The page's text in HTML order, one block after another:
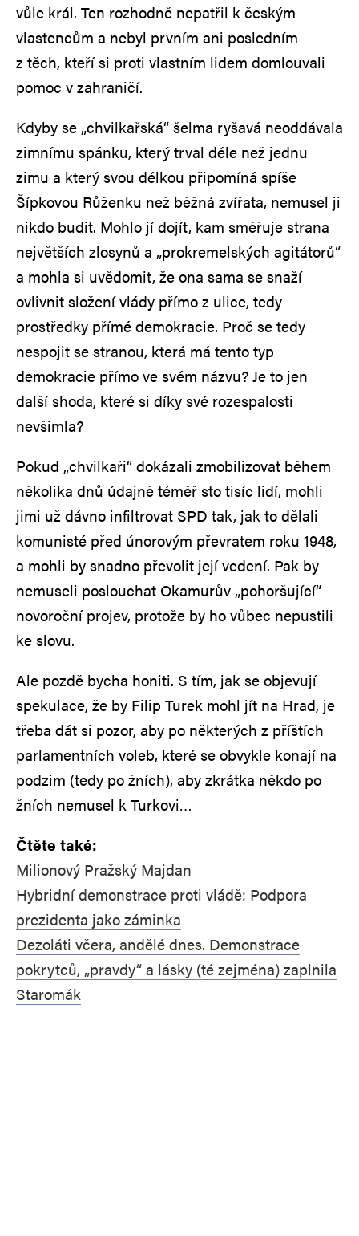
vůle král. Ten rozhodně nepatřil k českým
vlastencům a nebyl prvním ani posledním
z těch, kteří si proti vlastním lidem domlouvali
pomoc v zahraničí.
Kdyby se „chvilkařská“ šelma ryšavá neoddávala
zimnímu spánku, který trval déle než jednu
zimu a který svou délkou připomíná spíše
Šípkovou Růženku než běžná zvířata, nemusel ji
nikdo budit. Mohlo jí dojít, kam směřuje strana
největších zlosynů a „prokremelských agitátorů“
a mohla si uvědomit, že ona sama se snaží
ovlivnit složení vlády přímo z ulice, tedy
prostředky přímé demokracie. Proč se tedy
nespojit se stranou, která má tento typ
demokracie přímo ve svém názvu? Je to jen
další shoda, které si díky své rozespalosti
nevšimla?
Pokud „chvilkaři“ dokázali zmobilizovat během
několika dnů údajně téměř sto tisíc lidí, mohli
jimi už dávno infiltrovat SPD tak, jak to dělali
komunisté před únorovým převratem roku 1948,
a mohli by snadno převolit její vedení. Pak by
nemuseli poslouchat Okamurův „pohoršující“
novoroční projev, protože by ho vůbec nepustili
ke slovu.
Ale pozdě bycha honiti. S tím, jak se objevují
spekulace, že by Filip Turek mohl jít na Hrad, je
třeba dát si pozor, aby po některých z příštích
parlamentních voleb, které se obvykle konají na
podzim (tedy po žních), aby zkrátka někdo po
žních nemusel k Turkovi…
Čtěte také:
Milionový Pražský Majdan
Hybridní demonstrace proti vládě: Podpora
prezidenta jako záminka
Dezoláti včera, andělé dnes. Demonstrace
pokrytců, „pravdy“ a lásky (té zejména) zaplnila
Staromák